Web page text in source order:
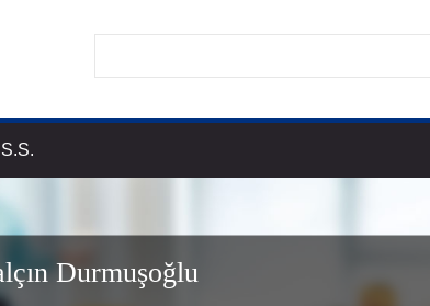
Durmuşoğlu